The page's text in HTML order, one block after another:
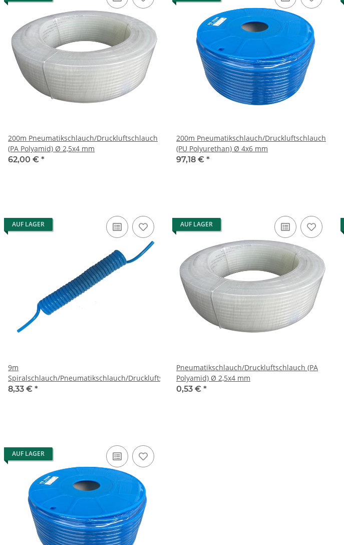
200m Pneumatikschlauch/Druckluftschlauch
(PA Polyamid) Ø 2,5x4 mm
62,00 € *
200m Pneumatikschlauch/Druckluftschlauch
(PU Polyurethan) Ø 4x6 mm
97,18 € *
AUF LAGER
9m
Spiralschlauch/Pneumatikschlauch/Druckluftschlauch
8,33 € *
AUF LAGER
Pneumatikschlauch/Druckluftschlauch (PA
Polyamid) Ø 2,5x4 mm
0,53 € *
AUF LAGER